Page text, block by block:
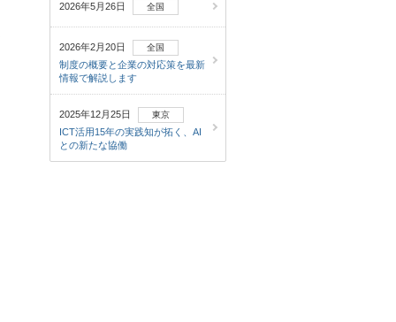
2026年5月26日 全国
2026年2月20日 全国
制度の概要と企業の対応策を最新
情報で解説します
2025年12月25日 東京
ICT活用15年の実践知が拓く、AI
との新たな協働